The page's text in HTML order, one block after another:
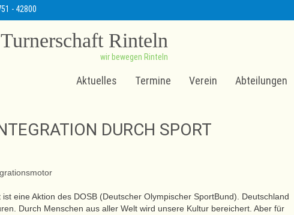
- 42800
Rinteln
wir bewegen Rinteln
Aktuelles Termine Verein Abteilungen
DURCH SPORT
eine Aktion des DOSB (Deutscher Olympischer SportBund). Deutschland
Durch Menschen aus aller Welt wird unsere Kultur bereichert. Aber für